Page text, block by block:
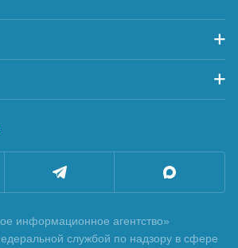
информационное агентство»
службой по надзору в сфере